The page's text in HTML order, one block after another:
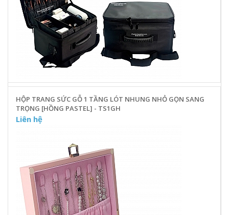
HỘP TRANG SỨC GỖ 1 TẦNG LÓT NHUNG NHỎ GỌN SANG
TRỌNG [HỒNG PASTEL] - TS1GH
Liên hệ